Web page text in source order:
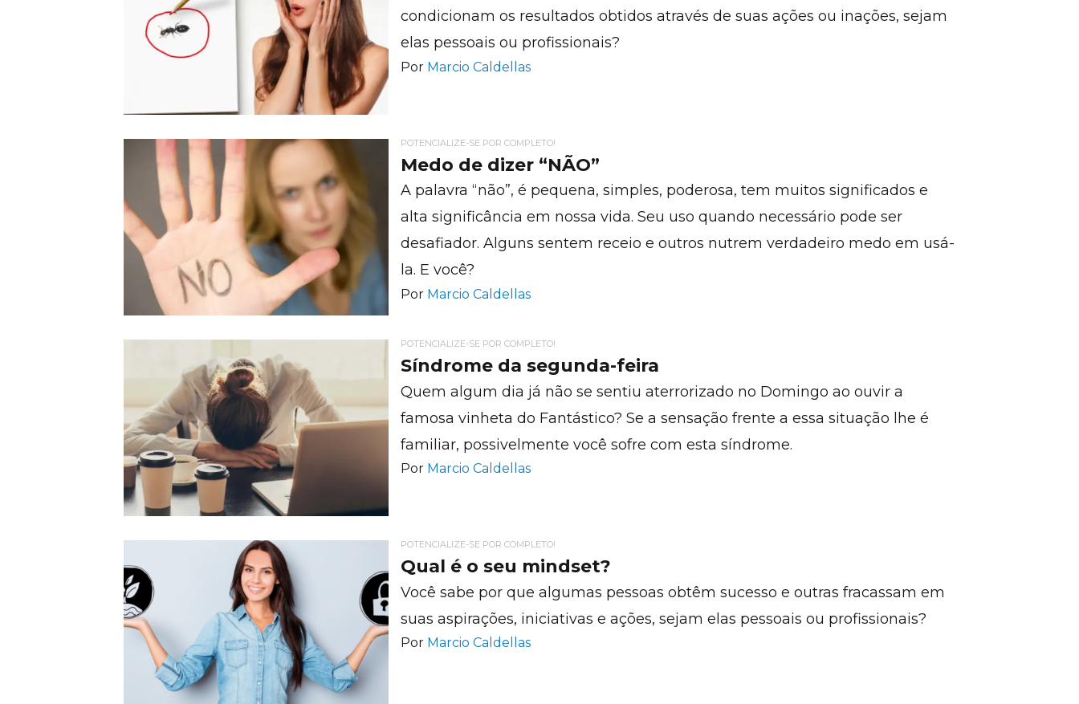
condicionam os resultados obtidos através de suas ações ou inações, sejam
elas pessoais ou profissionais?
Por Marcio Caldellas
POTENCIALIZE-SE POR COMPLETO!
Medo de dizer “NÃO”
A palavra “não”, é pequena, simples, poderosa, tem muitos significados e
alta significância em nossa vida. Seu uso quando necessário pode ser
desafiador. Alguns sentem receio e outros nutrem verdadeiro medo em usá-
la. E você?
Por Marcio Caldellas
POTENCIALIZE-SE POR COMPLETO!
Síndrome da segunda-feira
Quem algum dia já não se sentiu aterrorizado no Domingo ao ouvir a
famosa vinheta do Fantástico? Se a sensação frente a essa situação lhe é
familiar, possivelmente você sofre com esta síndrome.
Por Marcio Caldellas
POTENCIALIZE-SE POR COMPLETO!
Qual é o seu mindset?
Você sabe por que algumas pessoas obtêm sucesso e outras fracassam em
suas aspirações, iniciativas e ações, sejam elas pessoais ou profissionais?
Por Marcio Caldellas